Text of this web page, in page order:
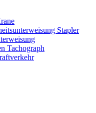
Stapler
Tachograph